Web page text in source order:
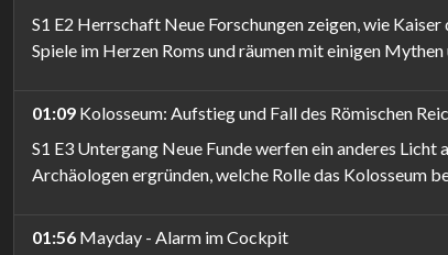
S1 E2 Herrschaft Neue Forschungen zeigen, wie
Spiele im Herzen Roms und räumen mit einigen
01:09 Kolosseum: Aufstieg und Fall des Römischen
S1 E3 Untergang Neue Funde werfen ein anderes
Archäologen ergründen, welche Rolle das Kolosseum
01:56 Mayday - Alarm im Cockpit